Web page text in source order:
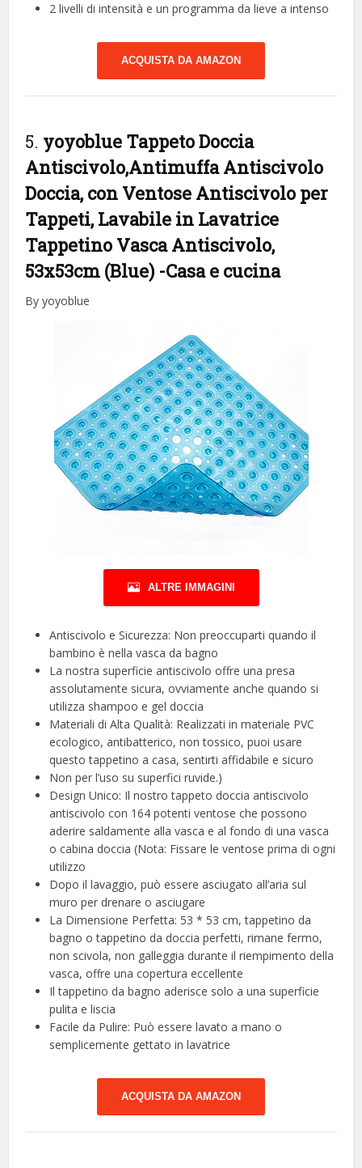
2 livelli di intensità e un programma da lieve a intenso
ACQUISTA DA AMAZON
5. yoyoblue Tappeto Doccia
Antiscivolo,Antimuffa Antiscivolo
Doccia, con Ventose Antiscivolo per
Tappeti, Lavabile in Lavatrice
Tappetino Vasca Antiscivolo,
53x53cm (Blue) -Casa e cucina
By yoyoblue
ALTRE IMMAGINI
Antiscivolo e Sicurezza: Non preoccuparti quando il
bambino è nella vasca da bagno
La nostra superficie antiscivolo offre una presa
assolutamente sicura, ovviamente anche quando si
utilizza shampoo e gel doccia
Materiali di Alta Qualità: Realizzati in materiale PVC
ecologico, antibatterico, non tossico, puoi usare
questo tappetino a casa, sentirti affidabile e sicuro
Non per l’uso su superfici ruvide.)
Design Unico: Il nostro tappeto doccia antiscivolo
antiscivolo con 164 potenti ventose che possono
aderire saldamente alla vasca e al fondo di una vasca
o cabina doccia (Nota: Fissare le ventose prima di ogni
utilizzo
Dopo il lavaggio, può essere asciugato all’aria sul
muro per drenare o asciugare
La Dimensione Perfetta: 53 * 53 cm, tappetino da
bagno o tappetino da doccia perfetti, rimane fermo,
non scivola, non galleggia durante il riempimento della
vasca, offre una copertura eccellente
Il tappetino da bagno aderisce solo a una superficie
pulita e liscia
Facile da Pulire: Può essere lavato a mano o
semplicemente gettato in lavatrice
ACQUISTA DA AMAZON